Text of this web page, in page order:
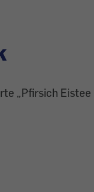
„Pfirsich Eistee